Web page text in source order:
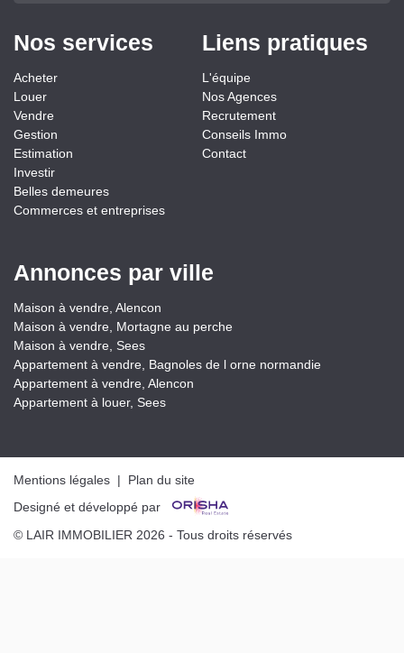
Nos services
Acheter
Louer
Vendre
Gestion
Estimation
Investir
Belles demeures
Commerces et entreprises
Liens pratiques
L'équipe
Nos Agences
Recrutement
Conseils Immo
Contact
Annonces par ville
Maison à vendre, Alencon
Maison à vendre, Mortagne au perche
Maison à vendre, Sees
Appartement à vendre, Bagnoles de l orne normandie
Appartement à vendre, Alencon
Appartement à louer, Sees
Mentions légales | Plan du site
Designé et développé par
© LAIR IMMOBILIER 2026 - Tous droits réservés